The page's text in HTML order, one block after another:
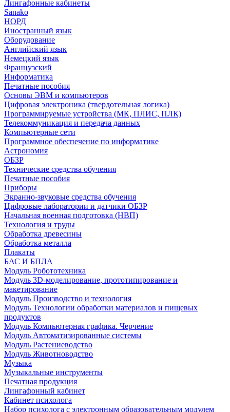
Лингафонные кабинеты
Sanako
НОРД
Иностранный язык
Оборудование
Английский язык
Немецкий язык
Французский
Информатика
Печатные пособия
Основы ЭВМ и компьютеров
Цифровая электроника (твердотельная логика)
Программируемые устройства (МК, ПЛИС, ПЛК)
Телекоммуникация и передача данных
Компьютерные сети
Программное обеспечение по информатике
Астрономия
ОБЗР
Технические средства обучения
Печатные пособия
Приборы
Экранно-звуковые средства обучения
Цифровые лаборатории и датчики ОБЗР
Начальная военная подготовка (НВП)
Технология и труды
Обработка древесины
Обработка металла
Плакаты
БАС И БПЛА
Модуль Робототехника
Модуль 3D-моделирование, прототипирование и
макетирование
Модуль Производство и технология
Модуль Технологии обработки материалов и пищевых
продуктов
Модуль Компьютерная графика. Черчение
Модуль Автоматизированные системы
Модуль Растениеводство
Модуль Животноводство
Музыка
Музыкальные инструменты
Печатная продукция
Лингафонный кабинет
Кабинет психолога
Набор психолога с электронным образовательным модулем